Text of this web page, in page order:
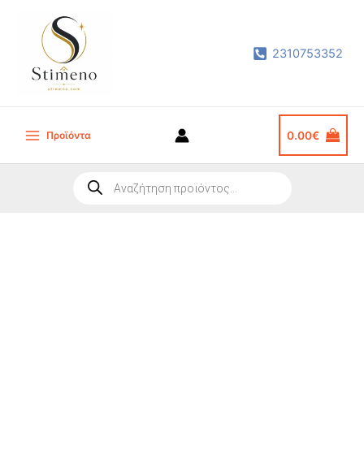
περιεχόμενο
2310753352
Main
Προϊόντα 0.00€
search